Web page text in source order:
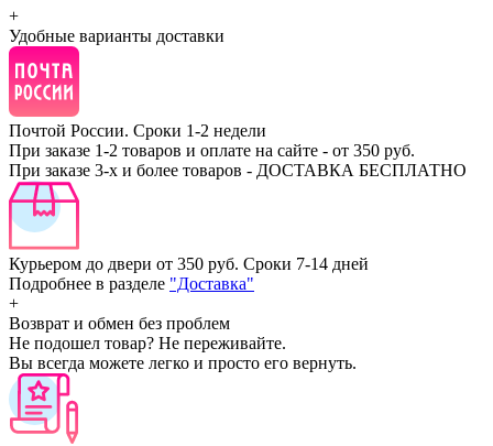
+
Удобные варианты доставки
Почтой России. Сроки 1-2 недели
При заказе 1-2 товаров и оплате на сайте - от 350 руб.
При заказе 3-х и более товаров - ДОСТАВКА БЕСПЛАТНО
Курьером до двери от 350 руб. Сроки 7-14 дней
Подробнее в разделе "Доставка"
+
Возврат и обмен без проблем
Не подошел товар? Не переживайте.
Вы всегда можете легко и просто его вернуть.